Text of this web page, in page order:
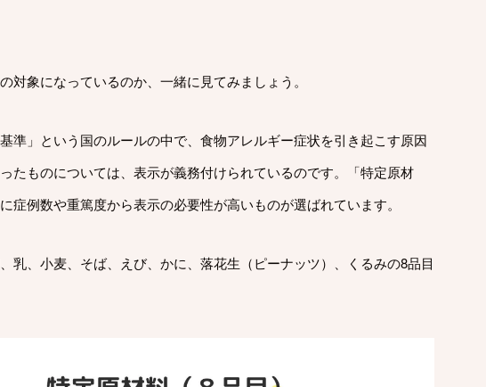
対象になっているのか、一緒に見てみましょう。
準」という国のルールの中で、食物アレルギー症状を引き起こす原因
たものについては、表示が義務付けられているのです。「特定原材
症例数や重篤度から表示の必要性が高いものが選ばれています。
乳、小麦、そば、えび、かに、落花生（ピーナッツ）、くるみの8品目